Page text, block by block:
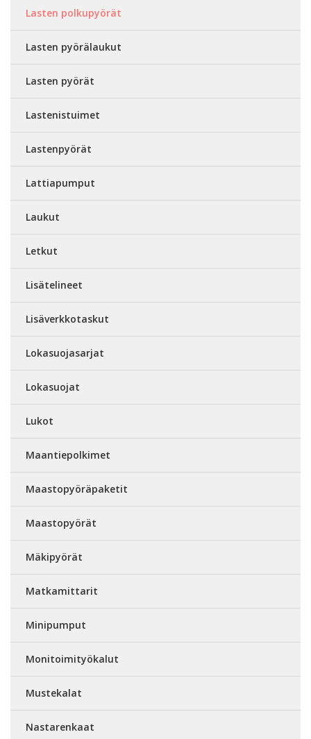
Lasten polkupyörät
Lasten pyörälaukut
Lasten pyörät
Lastenistuimet
Lastenpyörät
Lattiapumput
Laukut
Letkut
Lisätelineet
Lisäverkkotaskut
Lokasuojasarjat
Lokasuojat
Lukot
Maantiepolkimet
Maastopyöräpaketit
Maastopyörät
Mäkipyörät
Matkamittarit
Minipumput
Monitoimityökalut
Mustekalat
Nastarenkaat